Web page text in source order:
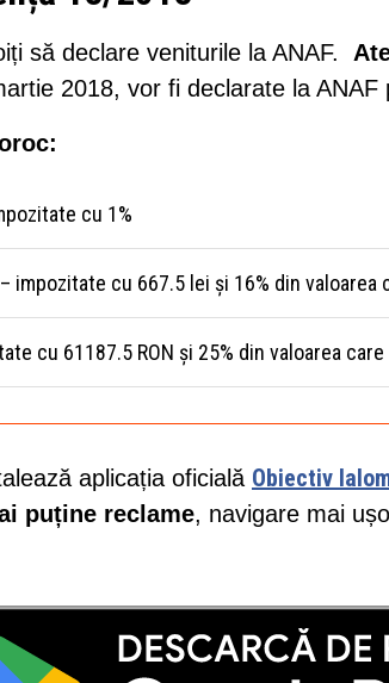
să declare veniturile la ANAF.
2018, vor fi declarate la
cu 1%
impozitate cu 667.5 lei și 16% din valoarea
cu 61187.5 RON și 25% din valoarea
aplicația oficială Obiectiv
puține reclame, navigare mai